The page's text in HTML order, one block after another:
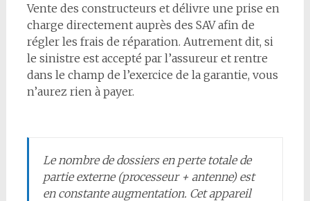
Vente des constructeurs et délivre une prise en
charge directement auprès des SAV afin de
régler les frais de réparation. Autrement dit, si
le sinistre est accepté par l’assureur et rentre
dans le champ de l’exercice de la garantie, vous
n’aurez rien à payer.
Le nombre de dossiers en perte totale de
partie externe (processeur + antenne) est
en constante augmentation. Cet appareil